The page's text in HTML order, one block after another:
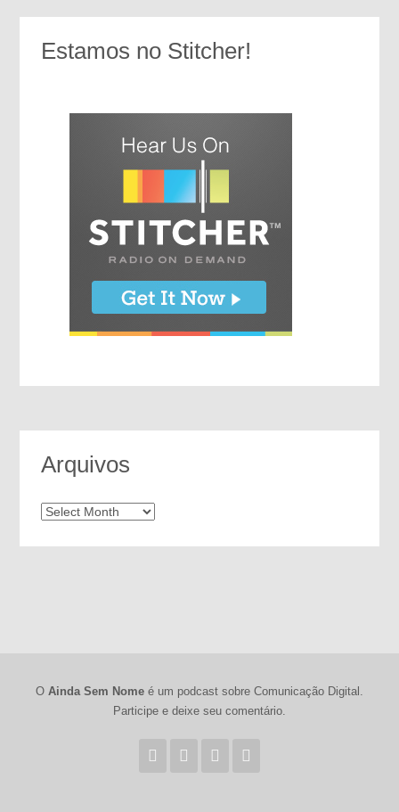
Estamos no Stitcher!
Arquivos
Arquivos
O Ainda Sem Nomeé um podcast sobre Comunicação Digital.
Participe e deixe seu comentário.